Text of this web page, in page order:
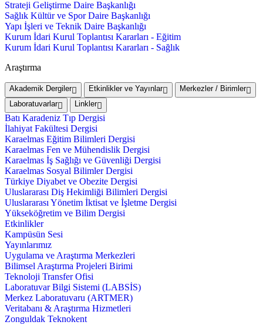
Strateji Geliştirme Daire Başkanlığı
Sağlık Kültür ve Spor Daire Başkanlığı
Yapı İşleri ve Teknik Daire Başkanlığı
Kurum İdari Kurul Toplantısı Kararları - Eğitim
Kurum İdari Kurul Toplantısı Kararları - Sağlık
Araştırma
Akademik Dergiler Etkinlikler ve Yayınlar
Merkezler / Birimler
Laboratuvarlar
Linkler
Batı Karadeniz Tıp Dergisi
İlahiyat Fakültesi Dergisi
Karaelmas Eğitim Bilimleri Dergisi
Karaelmas Fen ve Mühendislik Dergisi
Karaelmas İş Sağlığı ve Güvenliği Dergisi
Karaelmas Sosyal Bilimler Dergisi
Türkiye Diyabet ve Obezite Dergisi
Uluslararası Diş Hekimliği Bilimleri Dergisi
Uluslararası Yönetim İktisat ve İşletme Dergisi
Yükseköğretim ve Bilim Dergisi
Etkinlikler
Kampüsün Sesi
Yayınlarımız
Uygulama ve Araştırma Merkezleri
Bilimsel Araştırma Projeleri Birimi
Teknoloji Transfer Ofisi
Laboratuvar Bilgi Sistemi (LABSİS)
Merkez Laboratuvaru (ARTMER)
Veritabanı & Araştırma Hizmetleri
Zonguldak Teknokent